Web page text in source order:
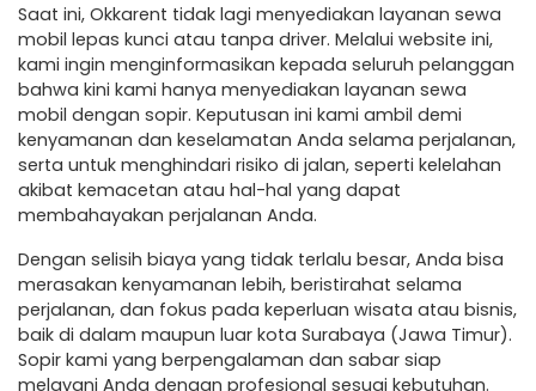
Saat ini, Okkarent tidak lagi menyediakan layanan sewa
mobil lepas kunci atau tanpa driver. Melalui website ini,
kami ingin menginformasikan kepada seluruh pelanggan
bahwa kini kami hanya menyediakan layanan sewa
mobil dengan sopir. Keputusan ini kami ambil demi
kenyamanan dan keselamatan Anda selama perjalanan,
serta untuk menghindari risiko di jalan, seperti kelelahan
akibat kemacetan atau hal-hal yang dapat
membahayakan perjalanan Anda.
Dengan selisih biaya yang tidak terlalu besar, Anda bisa
merasakan kenyamanan lebih, beristirahat selama
perjalanan, dan fokus pada keperluan wisata atau bisnis,
baik di dalam maupun luar kota Surabaya (Jawa Timur).
Sopir kami yang berpengalaman dan sabar siap
melayani Anda dengan profesional sesuai kebutuhan.